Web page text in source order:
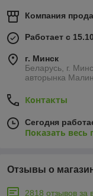
Компания
Работает с
г. Минск
Беларусь, г.
авторынка
Контакты
Сегодня
Показать весь
Отзывы о
2818 отзывов за